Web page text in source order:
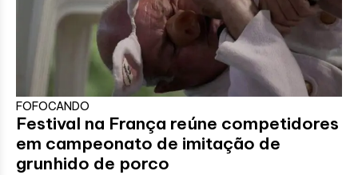
FOFOCANDO
Festival na França reúne competidores
em campeonato de imitação de
grunhido de porco